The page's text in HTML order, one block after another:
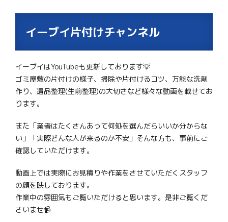
イーブイ片付けチャンネル
イーブイはYouTubeも更新しております💡
ゴミ屋敷の片付けの様子、掃除や片付けるコツ、万能な洗剤
作り、遺品整理(生前整理)の大切さなど様々な動画を載せてお
ります。
また「業者はたくさんあって何処を選んだらいいか分からな
い」「実際どんな人が来るのか不安」そんな方も、事前にご
確認していただけます。
動画上では実際にお見積りや作業をさせていただくスタッフ
の顔を映しております。
作業中の雰囲気もご覧いただけると思います。是非ご覧くだ
さいませ📹